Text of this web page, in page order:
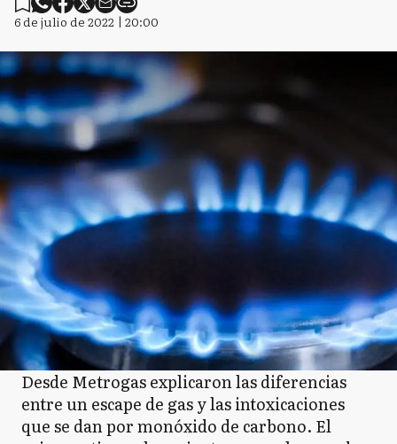
6 de julio de 2022 | 20:00
Desde Metrogas explicaron las diferencias
entre un escape de gas y las intoxicaciones
que se dan por monóxido de carbono. El